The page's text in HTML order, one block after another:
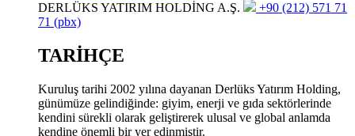
DERLÜKS YATIRIM HOLDİNG A.Ş.
+90 (212) 571 71
71 (pbx)
TARİHÇE
Kuruluş tarihi 2002 yılına dayanan Derlüks Yatırım Holding,
günümüze gelindiğinde: giyim, enerji ve gıda sektörlerinde
kendini sürekli olarak geliştirerek ulusal ve global anlamda
kendine önemli bir yer edinmiştir.